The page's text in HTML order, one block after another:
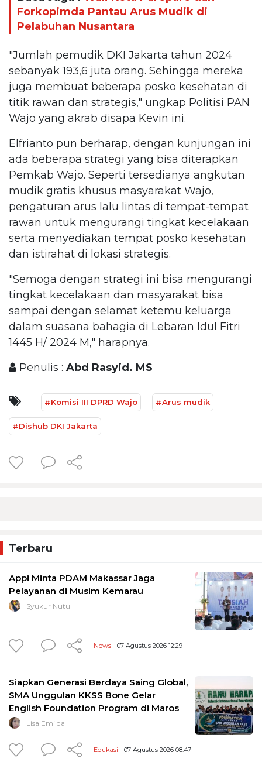
Forkopimda Pantau Arus Mudik di
Pelabuhan Nusantara
"Jumlah pemudik DKI Jakarta tahun 2024
sebanyak 193,6 juta orang. Sehingga mereka
juga membuat beberapa posko kesehatan di
titik rawan dan strategis," ungkap Politisi PAN
Wajo yang akrab disapa Kevin ini.
Elfrianto pun berharap, dengan kunjungan ini
ada beberapa strategi yang bisa diterapkan
Pemkab Wajo. Seperti tersedianya angkutan
mudik gratis khusus masyarakat Wajo,
pengaturan arus lalu lintas di tempat-tempat
rawan untuk mengurangi tingkat kecelakaan
serta menyediakan tempat posko kesehatan
dan istirahat di lokasi strategis.
"Semoga dengan strategi ini bisa mengurangi
tingkat kecelakaan dan masyarakat bisa
sampai dengan selamat ketemu keluarga
dalam suasana bahagia di Lebaran Idul Fitri
1445 H/ 2024 M," harapnya.
Penulis : Abd Rasyid. MS
#Komisi III DPRD Wajo #Arus mudik
#Dishub DKI Jakarta
Terbaru
Appi Minta PDAM Makassar Jaga
Pelayanan di Musim Kemarau
Syukur Nutu
News - 07 Agustus 2026 12:29
Siapkan Generasi Berdaya Saing Global,
SMA Unggulan KKSS Bone Gelar
English Foundation Program di Maros
Lisa Emilda
Edukasi - 07 Agustus 2026 08:47